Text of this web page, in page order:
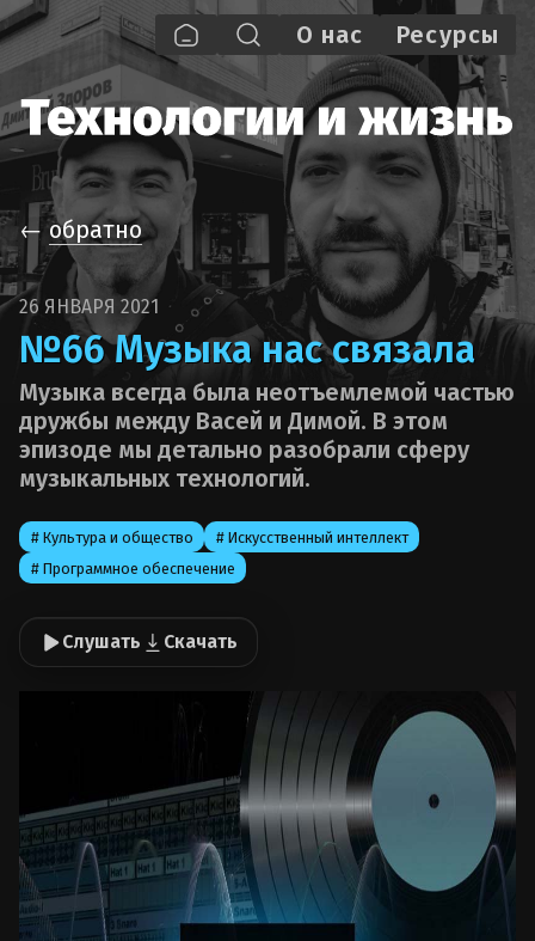
О нас Pecypcы
←обратно
26 ЯНВАРЯ 2021
№66 Музыка нас связала
Музыка всегда была неотъемлемой частью
дружбы между Васей и Димой. В этом
эпизоде мы детально разобрали сферу
музыкальных технологий.
# Культура и общество
# Искусственный интеллект
# Программное обеспечение
Слушать Скачать